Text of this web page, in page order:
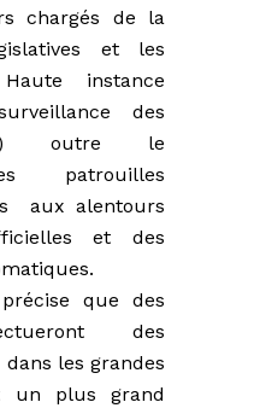
chargés de la
et les
instance
des
outre le
patrouilles
aux alentours
et des
que des
des
les grandes
un plus grand